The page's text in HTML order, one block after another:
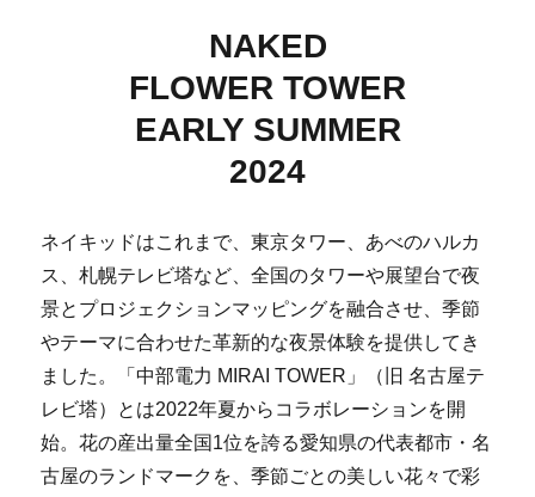
NAKED
FLOWER TOWER
EARLY SUMMER
2024
ネイキッドはこれまで、東京タワー、あべのハルカ
ス、札幌テレビ塔など、全国のタワーや展望台で夜
景とプロジェクションマッピングを融合させ、季節
やテーマに合わせた革新的な夜景体験を提供してき
ました。「中部電力 MIRAI TOWER」（旧 名古屋テ
レビ塔）とは2022年夏からコラボレーションを開
始。花の産出量全国1位を誇る愛知県の代表都市・名
古屋のランドマークを、季節ごとの美しい花々で彩